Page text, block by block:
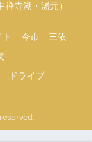
禅寺湖・湯元）
今市 三依
ドライブ